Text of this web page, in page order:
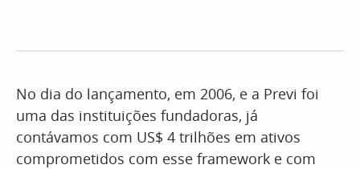
No dia do lançamento, em 2006, e a Previ foi
uma das instituições fundadoras, já
contávamos com US$ 4 trilhões em ativos
comprometidos com esse framework e com